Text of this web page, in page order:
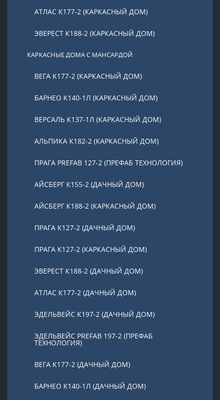
АТЛАС К177-2 (КАРКАСНЫЙ ДОМ)
ЭВЕРЕСТ К188-2 (КАРКАСНЫЙ ДОМ)
КАРКАСНЫЕ ДОМА С МАНСАРДОЙ
ВЕГА К177-2 (КАРКАСНЫЙ ДОМ)
БАРНЕО К140-1Л (КАРКАСНЫЙ ДОМ)
ВЕРСАЛЬ К137-1Л (КАРКАСНЫЙ ДОМ)
АЛЬПИКА К182-2 (КАРКАСНЫЙ ДОМ)
ПРАГА PREFAB 127-2 (ПРЕФАБ ТЕХНОЛОГИЯ)
АЙСБЕРГ К155-2 (ДАЧНЫЙ ДОМ)
АЙСБЕРГ К188-2 (КАРКАСНЫЙ ДОМ)
ПРАГА К127-2 (ДАЧНЫЙ ДОМ)
ПРАГА К127-2 (КАРКАСНЫЙ ДОМ)
ЭВЕРЕСТ К188-2 (ДАЧНЫЙ ДОМ)
АТЛАС К177-2 (ДАЧНЫЙ ДОМ)
ЭДЕЛЬВЕЙС К197-2 (ДАЧНЫЙ ДОМ)
ЭДЕЛЬВЕЙС PREFAB 197-2 (ПРЕФАБ
ТЕХНОЛОГИЯ)
ВЕГА К177-2 (ДАЧНЫЙ ДОМ)
БАРНЕО К140-1Л (ДАЧНЫЙ ДОМ)